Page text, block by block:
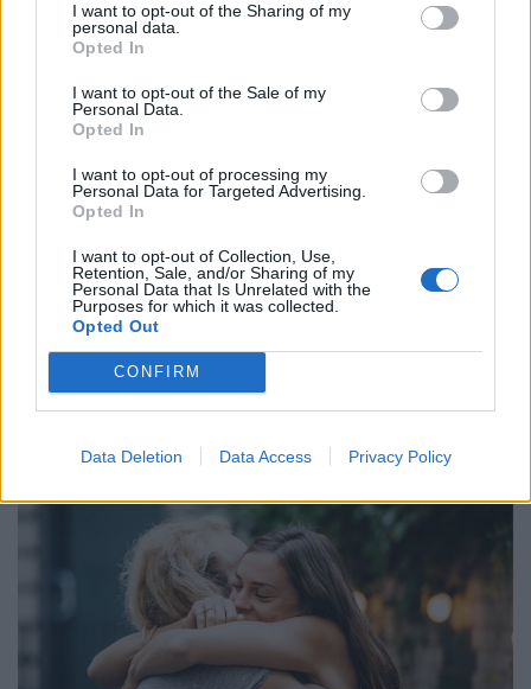
I want to opt-out of the Sharing of my
personal data.
Opted In
I want to opt-out of the Sale of my
Personal Data.
Opted In
I want to opt-out of processing my
Personal Data for Targeted Advertising.
Opted In
I want to opt-out of Collection, Use,
Retention, Sale, and/or Sharing of my
Personal Data that Is Unrelated with the
Purposes for which it was collected.
Opted Out
CONFIRM
Data Deletion Data Access Privacy Policy
megőriznie annak, aki utazásszervezőn keresztül indul
külföldi nyaralásra.
Autóval mész nyaralni? A legtöbben enélkül
már nem is indulnak útnak: csak pár kattintás
beszerezni
amely az úti célok több mint harmadában szerepelt.